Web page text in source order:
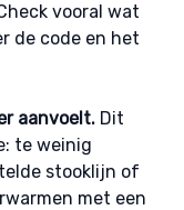
vooral wat
de code en het
aanvoelt.Dit
te weinig
stooklijn of
met een